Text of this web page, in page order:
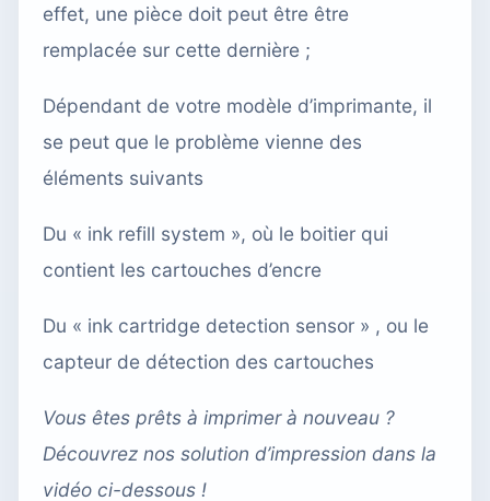
effet, une pièce doit peut être être
remplacée sur cette dernière ;
Dépendant de votre modèle d’imprimante, il
se peut que le problème vienne des
éléments suivants
Du « ink refill system », où le boitier qui
contient les cartouches d’encre
Du « ink cartridge detection sensor » , ou le
capteur de détection des cartouches
Vous êtes prêts à imprimer à nouveau ?
Découvrez nos solution d’impression dans la
vidéo ci-dessous !